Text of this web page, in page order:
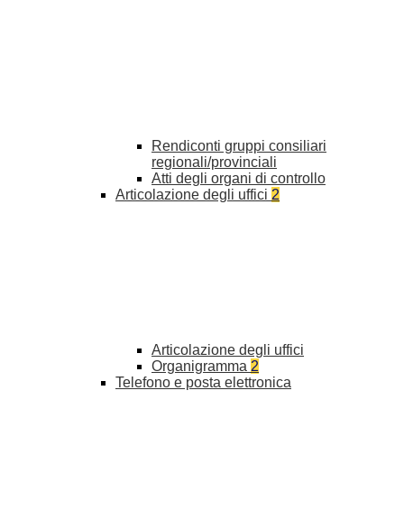
Rendiconti gruppi consiliari
regionali/provinciali
Atti degli organi di controllo
Articolazione degli uffici 2
Articolazione degli uffici
Organigramma 2
Telefono e posta elettronica